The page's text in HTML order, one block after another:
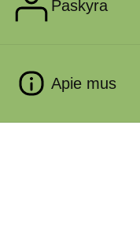
Paskyra
Apie mus